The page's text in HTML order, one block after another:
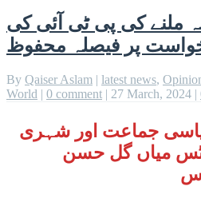
نہ ملنے کی پی ٹی آئی کی
پر فیصلہ محفوظ
By Qaiser Aslam | latest news,
World | 0 comment | 27 March, 2024 |
جماعت اور شہری
میاں گل حسن